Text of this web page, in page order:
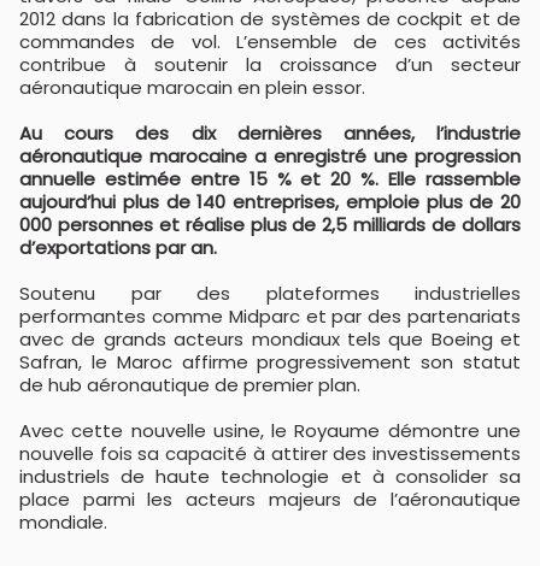
2012 dans la fabrication de systèmes de cockpit et de
commandes de vol. L’ensemble de ces activités
contribue à soutenir la croissance d’un secteur
aéronautique marocain en plein essor.
Au cours des dix dernières années, l’industrie
aéronautique marocaine a enregistré une progression
annuelle estimée entre 15 % et 20 %. Elle rassemble
aujourd’hui plus de 140 entreprises, emploie plus de 20
000 personnes et réalise plus de 2,5 milliards de dollars
d’exportations par an.
Soutenu par des plateformes industrielles
performantes comme Midparc et par des partenariats
avec de grands acteurs mondiaux tels que Boeing et
Safran, le Maroc affirme progressivement son statut
de hub aéronautique de premier plan.
Avec cette nouvelle usine, le Royaume démontre une
nouvelle fois sa capacité à attirer des investissements
industriels de haute technologie et à consolider sa
place parmi les acteurs majeurs de l’aéronautique
mondiale.